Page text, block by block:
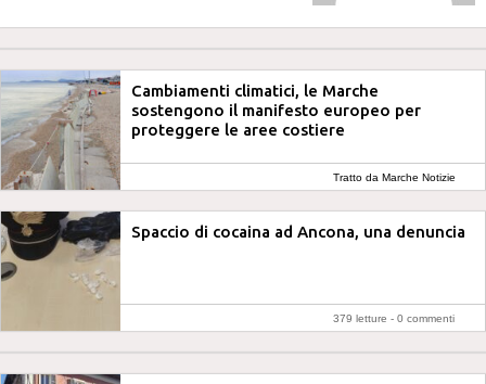
Cambiamenti climatici, le Marche
sostengono il manifesto europeo per
proteggere le aree costiere
Tratto da Marche Notizie
Spaccio di cocaina ad Ancona, una denuncia
379 letture - 0 commenti